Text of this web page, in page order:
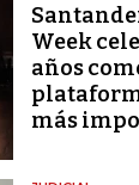
Week
años
más